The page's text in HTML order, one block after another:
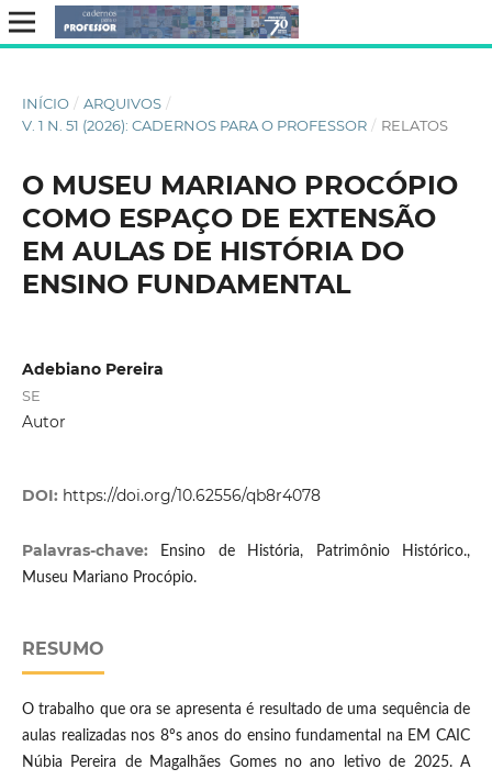
INÍCIO / ARQUIVOS /
V. 1 N. 51 (2026): CADERNOS PARA O PROFESSOR / RELATOS
O MUSEU MARIANO PROCÓPIO
COMO ESPAÇO DE EXTENSÃO
EM AULAS DE HISTÓRIA DO
ENSINO FUNDAMENTAL
Adebiano Pereira
SE
Autor
DOI: https://doi.org/10.62556/qb8r4078
Palavras-chave:
Ensino de História, Patrimônio Histórico.,
Museu Mariano Procópio.
RESUMO
O trabalho que ora se apresenta é resultado de uma sequência de
aulas realizadas nos 8ºs anos do ensino fundamental na EM CAIC
Núbia Pereira de Magalhães Gomes no ano letivo de 2025. A